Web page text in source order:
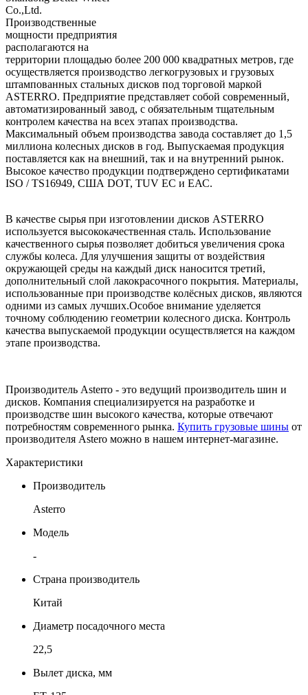
Co.,Ltd.
Производственные
мощности предприятия
располагаются на
территории площадью более 200 000 квадратных метров, где
осуществляется производство легкогрузовых и грузовых
штампованных стальных дисков под торговой маркой
ASTERRO. Предприятие представляет собой современный,
автоматизированный завод, с обязательным тщательным
контролем качества на всех этапах производства.
Максимальный объем производства завода составляет до 1,5
миллиона колесных дисков в год. Выпускаемая продукция
поставляется как на внешний, так и на внутренний рынок.
Высокое качество продукции подтверждено сертификатами
ISO / TS16949, США DOT, TUV ЕС и ЕАС.
В качестве сырья при изготовлении дисков ASTERRO
используется высококачественная сталь. Использование
качественного сырья позволяет добиться увеличения срока
службы колеса. Для улучшения защиты от воздействия
окружающей среды на каждый диск наносится третий,
дополнительный слой лакокрасочного покрытия. Материалы,
использованные при производстве колёсных дисков, являются
одними из самых лучших.Особое внимание уделяется
точному соблюдению геометрии колесного диска. Контроль
качества выпускаемой продукции осуществляется на каждом
этапе производства.
Производитель Asterro - это ведущий производитель шин и
дисков. Компания специализируется на разработке и
производстве шин высокого качества, которые отвечают
потребностям современного рынка. Купить грузовые шины от
производителя Astero можно в нашем интернет-магазине.
Характеристики
Производитель
Asterro
Модель
-
Страна производитель
Китай
Диаметр посадочного места
22,5
Вылет диска, мм